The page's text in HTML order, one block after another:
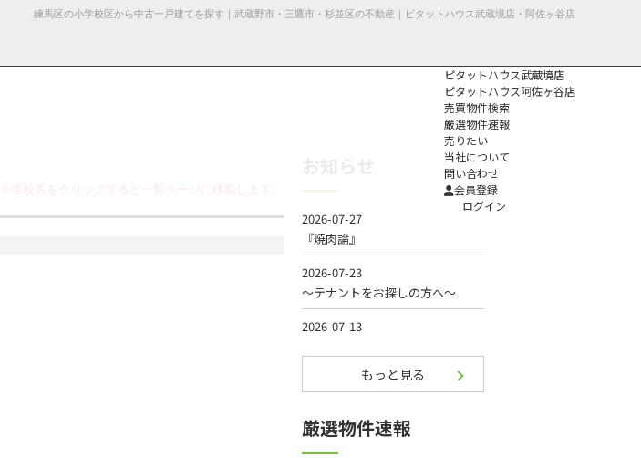
練馬区の小学校区から中古一戸建てを探す｜武蔵野市・三鷹市・杉並区の不動産｜ピタットハウス武蔵境店・阿佐ヶ谷店
ピタットハウス武蔵境店
ピタットハウス阿佐ヶ谷店
売買物件検索
厳選物件速報
売りたい
当社について
問い合わせ
会員登録
ログイン
※学校名をクリックすると一覧ページに移動します。
もっと見る
厳選物件速報